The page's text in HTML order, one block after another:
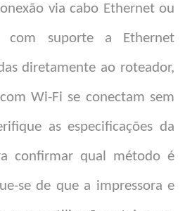
via cabo Ethernet ou
com suporte a Ethernet
diretamente ao roteador,
Wi-Fi se conectam sem
as especificações da
confirmar qual método é
se de que a impressora e